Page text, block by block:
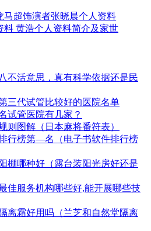
马超饰演者张晓晨个人资料
料 黄浩个人资料简介及家世
不活意思，真有科学依据还是民
三代试管比较好的医院名单
试管医院有几家？
则图解（日本麻将番符表）
行榜第—名（电子书软件排行榜
棚哪种好（露台装阳光房好还是
佳服务机构哪些好,能开展哪些技
离霜好用吗（兰芝和自然堂隔离